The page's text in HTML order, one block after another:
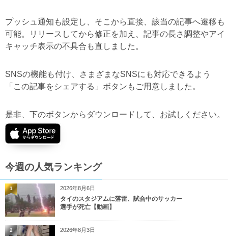
プッシュ通知も設定し、そこから直接、該当の記事へ遷移も
可能。リリースしてから修正を加え、記事の長さ調整やアイ
キャッチ表示の不具合も直しました。
SNSの機能も付け、さまざまなSNSにも対応できるよう
「この記事をシェアする」ボタンもご用意しました。
是非、下のボタンからダウンロードして、お試しください。
今週の人気ランキング
2026年8月6日
タイのスタジアムに落雷、試合中のサッカー
選手が死亡【動画】
1
2026年8月3日
2